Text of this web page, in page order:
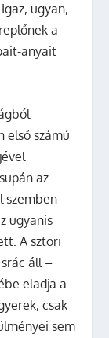
ugyan,
a
anyait
első számú
az
szemben
ugyanis
A sztori
áll –
eladja a
csak
sem